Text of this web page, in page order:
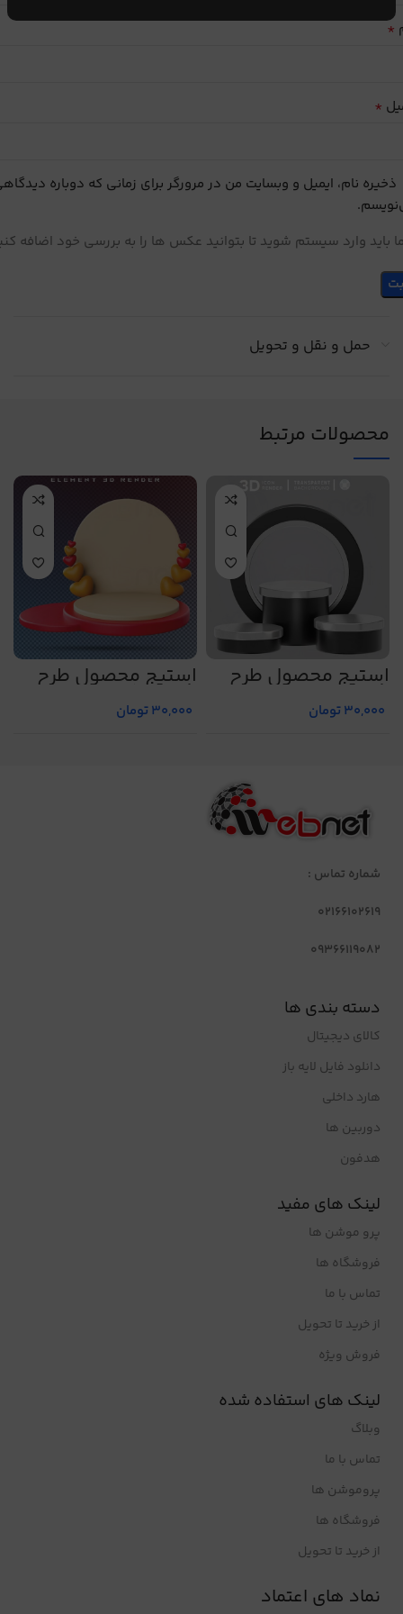
*
*
ذخیره نام، ایمیل و وبسایت من در مرورگر برای زمانی که دوباره
باید وارد سیستم شوید تا بتوانید عکس ها را به بررسی خود اضافه
حمل و نقل و تحویل
محصولات مرتبط
استیج محصول طرح
شماره 14
30,000تومان
استیج محصول طرح
شماره 5
30,000تومان
شماره تماس :
02166102619
09366119082
دسته بندی ها
کالای دیجیتال
دانلود فایل لایه باز
هارد داخلی
دوربین ها
هدفون
لینک های مفید
پرو موشن ها
فروشگاه ها
تماس با ما
از خرید تا تحویل
فروش ویژه
لینک های استفاده شده
وبلاگ
تماس با ما
پروموشن ها
فروشگاه ها
از خرید تا تحویل
نماد های اعتماد